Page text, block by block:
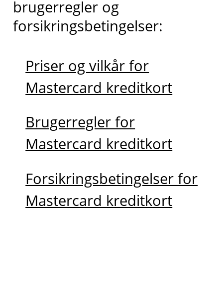
brugerregler og
forsikringsbetingelser:
Priser og vilkår for
Mastercard kreditkort
Brugerregler for
Mastercard kreditkort
Forsikringsbetingelser for
Mastercard kreditkort